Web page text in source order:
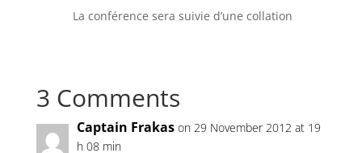
La conférence sera suivie d’une collation
3 Comments
Captain Frakas on 29 November 2012 at 19
h 08 min